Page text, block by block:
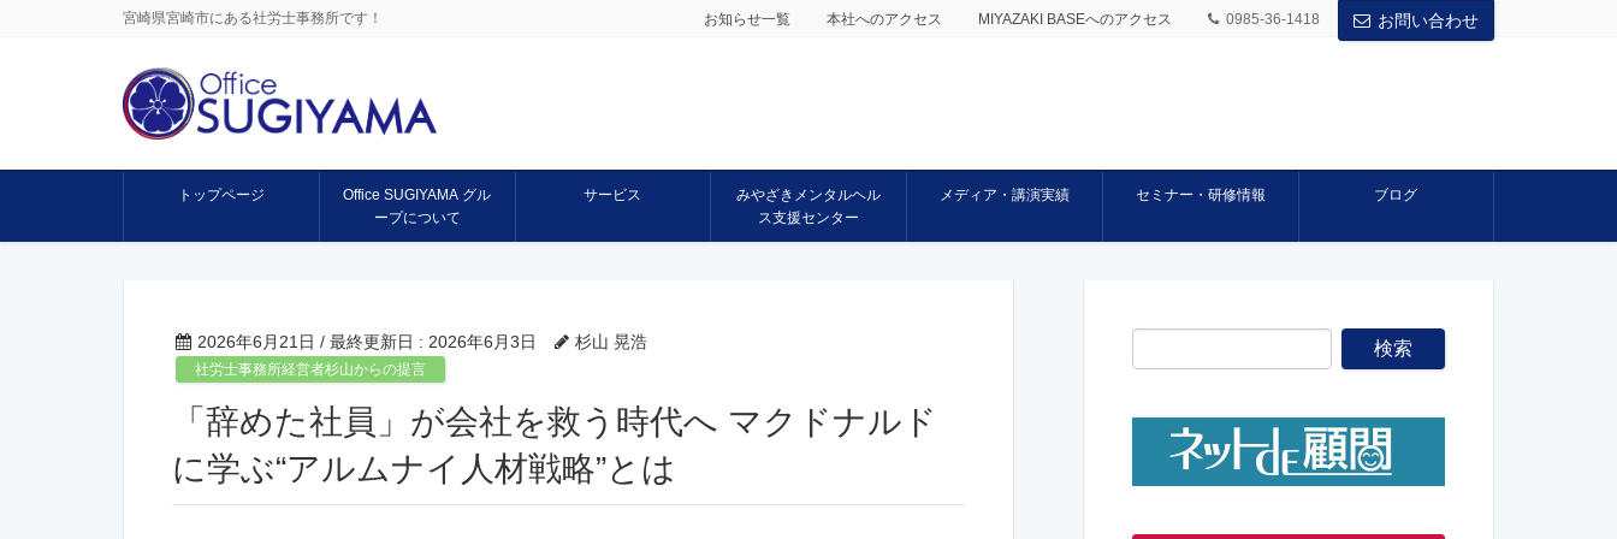
宮崎県宮崎市にある社労士事務所です！ お知らせ一覧 本社へのアクセス MIYAZAKI BASEへのアクセス 0985-36-1418 お問い合わせ
トップページ
Office SUGIYAMA グル
ープについて
サービス
みやざきメンタルヘル
ス支援センター
メディア・講演実績 セミナー・研修情報 ブログ
2026年6月21日 / 最終更新日 : 2026年6月3日 杉山 晃浩
社労士事務所経営者杉山からの提言
「辞めた社員」が会社を救う時代へ マクドナルド
に学ぶ“アルムナイ人材戦略”とは